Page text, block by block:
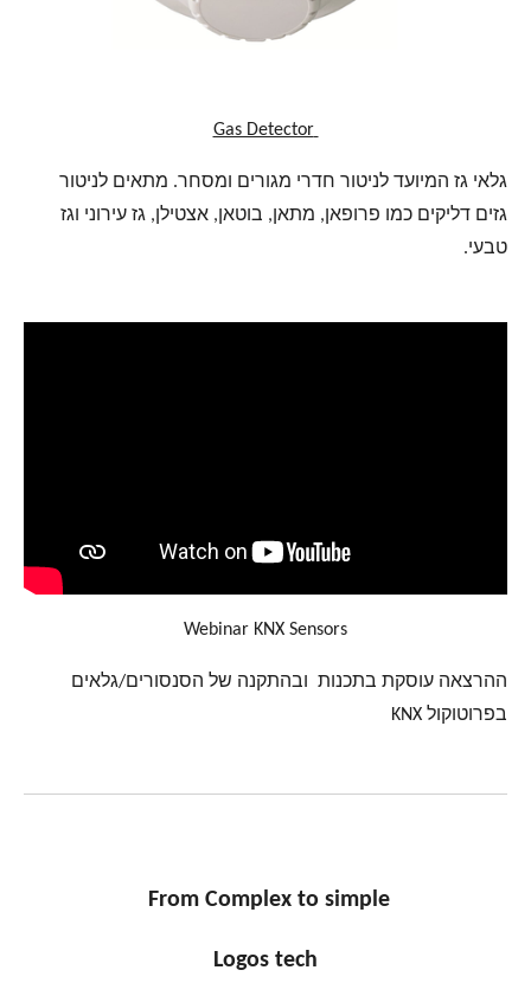
Gas Detector
גלאי גז המיועד לניטור חדרי מגורים ומסחר. מתאים לניטור
גזים דליקים כמו פרופאן, מתאן, בוטאן, אצטילן, גז עירוני וגז
טבעי.
Webinar KNX Sensors
ההרצאה עוסקת בתכנות ובהתקנה של הסנסורים/גלאים
בפרוטוקול KNX
From Complex to simple
Logos tech